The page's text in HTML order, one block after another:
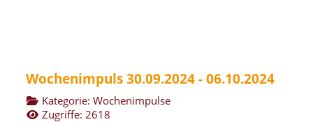
Wochenimpuls 30.09.2024 - 06.10.2024
Kategorie: Wochenimpulse
Zugriffe: 2618